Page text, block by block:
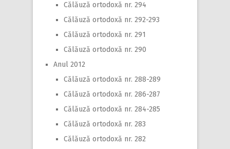
Călăuză ortodoxă nr. 294
Călăuză ortodoxă nr. 292-293
Călăuză ortodoxă nr. 291
Călăuză ortodoxă nr. 290
Anul 2012
Călăuză ortodoxă nr. 288-289
Călăuză ortodoxă nr. 286-287
Călăuză ortodoxă nr. 284-285
Călăuză ortodoxă nr. 283
Călăuză ortodoxă nr. 282